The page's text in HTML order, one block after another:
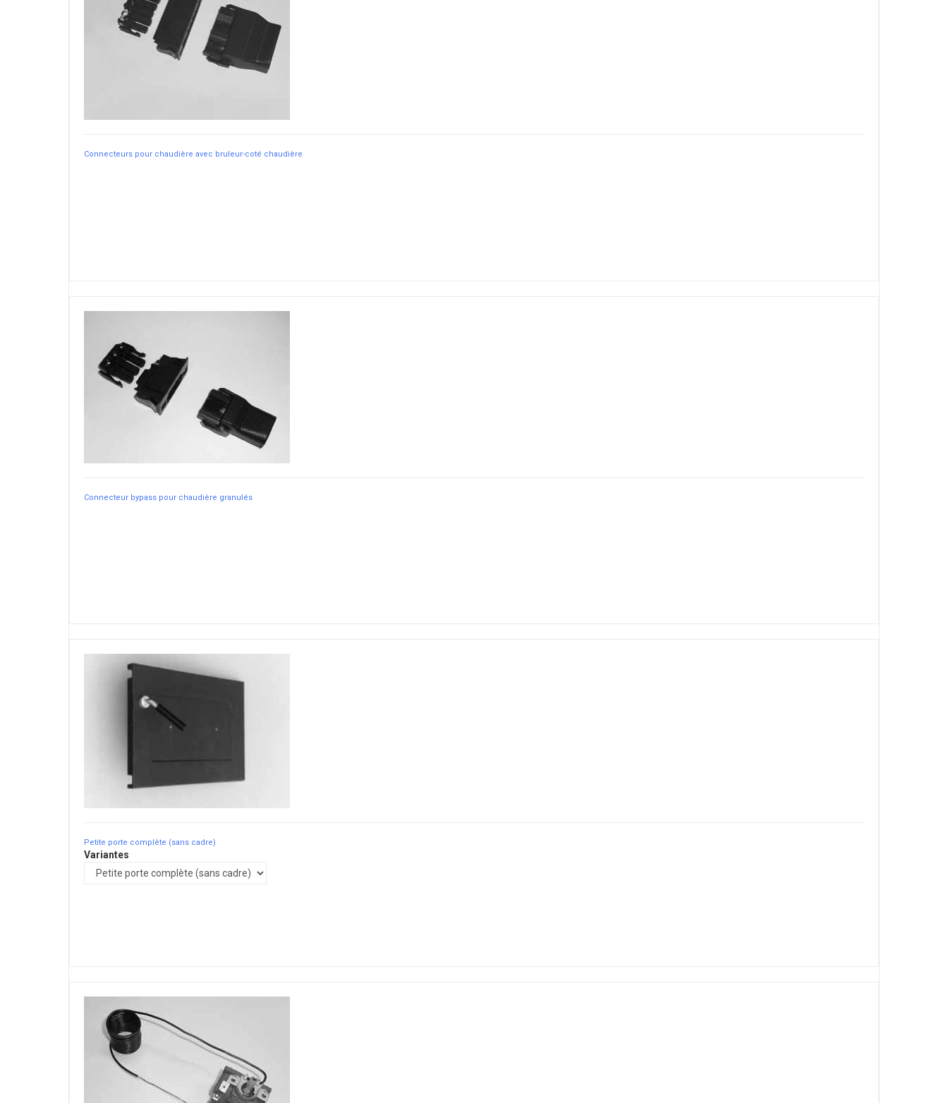
Connecteurs pour chaudière avec bruleur-coté chaudière
Connecteur bypass pour chaudière granulés
Petite porte complète (sans cadre)
Variantes